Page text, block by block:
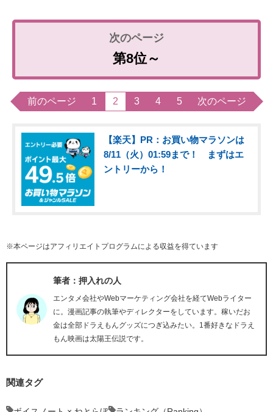
第8位～
前のページ 1 2 3 4 5 次のページ
【楽天】PR：お買い物マラソンは
8/11（火）01:59まで！ まずはエ
ントリーから！
※本ページはアフィリエイトプログラムによる収益を得ています
筆者：押入れの人
エンタメ会社やWebマーケティング会社を経てWebライター
に。漫画記事の執筆やディレクターをしています。稼いだお
金は全部ドラえもんグッズにつぎ込みたい。1番好きなドラえ
もん映画は太陽王伝説です。
関連タグ